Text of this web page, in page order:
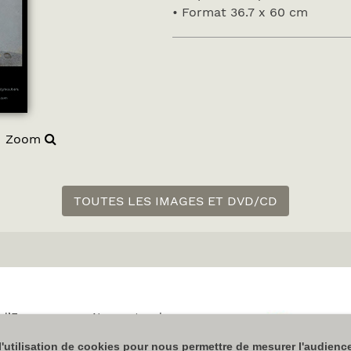
de cookies pour nous permettre de mesurer
Zoom
• Format 36.7 x 60 cm
TOUTES LES IMAGES ET DVD/CD
Nos partenaires